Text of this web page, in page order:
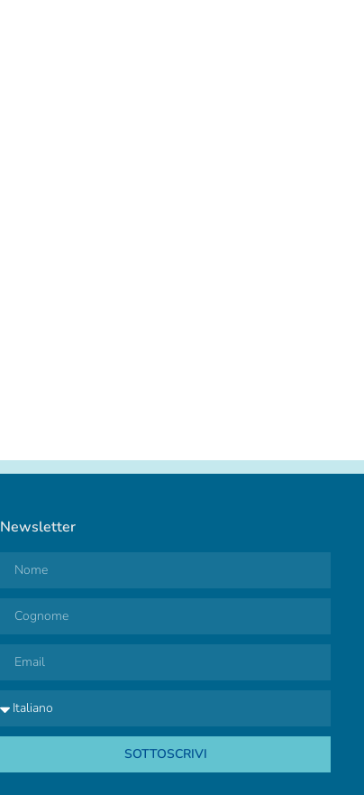
Newsletter
SOTTOSCRIVI